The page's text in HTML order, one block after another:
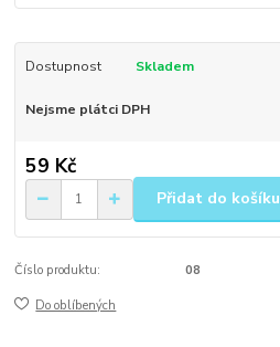
Dostupnost Skladem
Nejsme plátci DPH
59 Kč
Přidat do košíku
Číslo produktu: 08
Do oblíbených